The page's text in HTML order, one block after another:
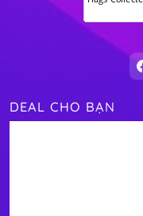
DEAL CHO BẠN